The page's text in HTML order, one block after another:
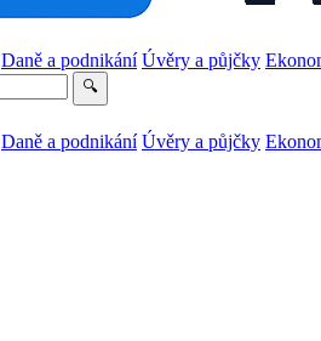
Daně a podnikání Úvěry a půjčky
🔍
Daně a podnikání Úvěry a půjčky